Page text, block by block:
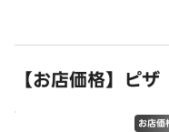
【お店価格】ピザ
お店価